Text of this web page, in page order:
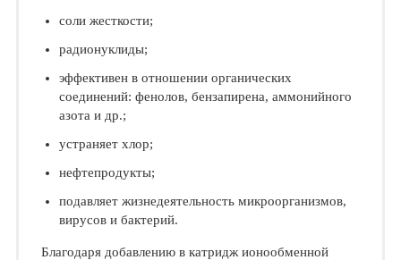
соли жесткости;
радионуклиды;
эффективен в отношении органических
соединений: фенолов, бензапирена, аммонийного
азота и др.;
устраняет хлор;
нефтепродукты;
подавляет жизнедеятельность микроорганизмов,
вирусов и бактерий.
Благодаря добавлению в катридж ионообменной